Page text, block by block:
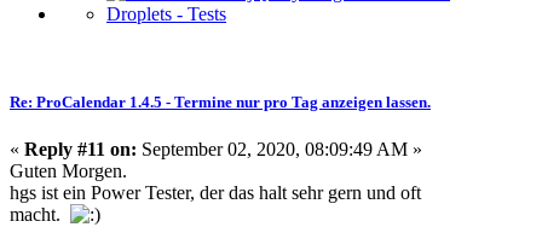
Re: ProCalendar 1.4.5 - Termine nur pro Tag anzeigen lassen.
« Reply #11 on: September 02, 2020, 08:09:49 AM »
Guten Morgen.
hgs ist ein Power Tester, der das halt sehr gern und oft
macht.